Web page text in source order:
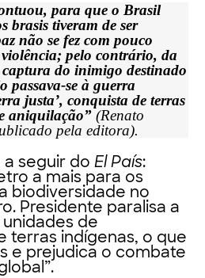
para que o Brasil
brasis tiveram de ser
não se fez com pouco
pelo contrário, da
do inimigo destinado
passava-se à guerra
justa’, conquista de terras
aniquilação” (Renato
pela editora).
a seguir doEl País:
a mais para os
biodiversidade no
Presidente paralisa a
de
terras indígenas, o que
e prejudica o combate